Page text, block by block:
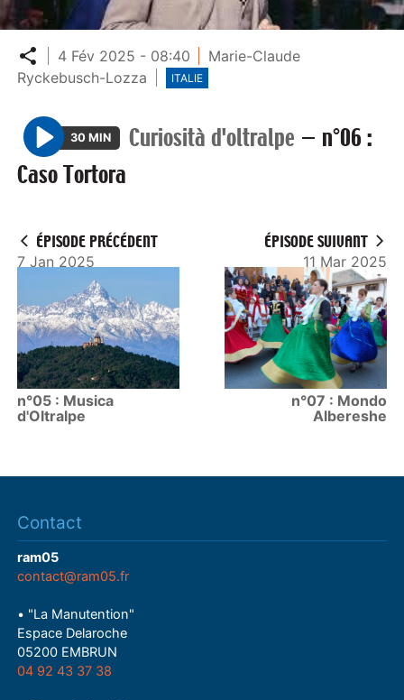
Partager
4 Fév 2025 - 08:40
Marie-Claude
Ryckebusch-Lozza
ITALIE
P
l
30 MIN Curiosità d'oltralpe — n°06 :
Caso Tortora
ÉPISODE PRÉCÉDENT
7 Jan 2025
n°05 : Musica
d'Oltralpe
ÉPISODE SUIVANT
11 Mar 2025
n°07 : Mondo
Albereshe
Contact
ram05
contact@ram05.fr
• "La Manutention"
Espace Delaroche
05200 EMBRUN
04 92 43 37 38